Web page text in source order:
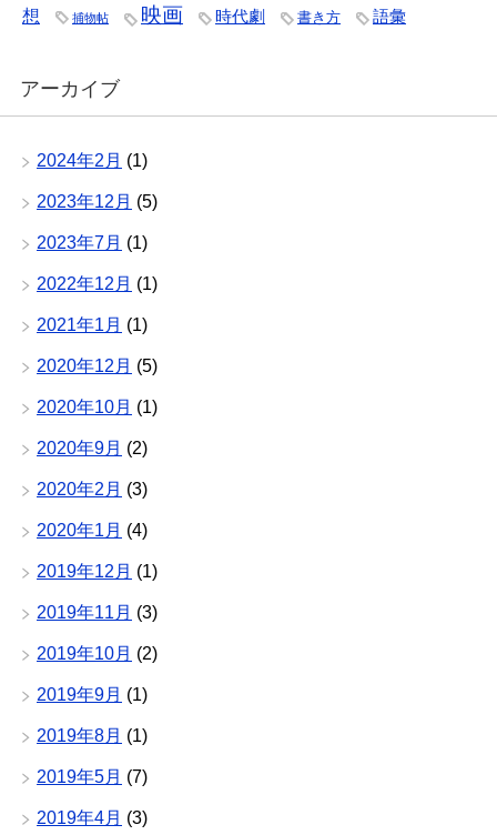
想
捕物帖 映画 時代劇 書き方 語彙
アーカイブ
2024年2月 (1)
2023年12月 (5)
2023年7月 (1)
2022年12月 (1)
2021年1月 (1)
2020年12月 (5)
2020年10月 (1)
2020年9月 (2)
2020年2月 (3)
2020年1月 (4)
2019年12月 (1)
2019年11月 (3)
2019年10月 (2)
2019年9月 (1)
2019年8月 (1)
2019年5月 (7)
2019年4月 (3)